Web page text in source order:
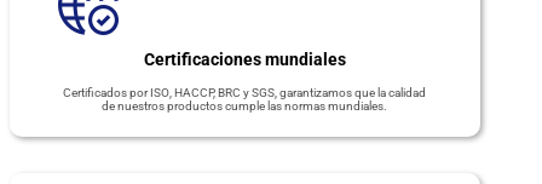
Certificaciones mundiales
Certificados por ISO, HACCP, BRC y SGS, garantizamos que la calidad
de nuestros productos cumple las normas mundiales.